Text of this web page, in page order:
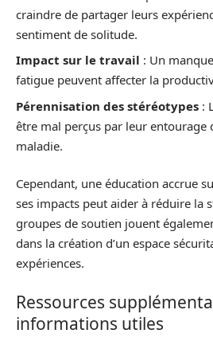
craindre de partager leurs
sentiment de solitude.
Impact sur le travail : Un
fatigue peuvent affecter la
Pérennisation des stéréotypes :
être mal perçus par leur entourage
maladie.
Cependant, une éducation accrue
ses impacts peut aider à réduire la
groupes de soutien jouent
dans la création d’un espace
expériences.
Ressources
informations utiles